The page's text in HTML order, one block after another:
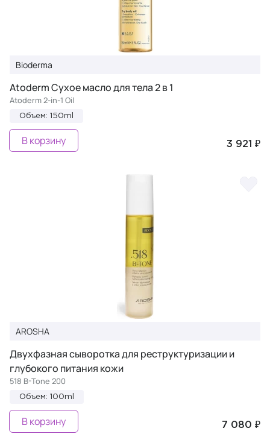
Bioderma
Atoderm Сухое масло для тела 2 в 1
Atoderm 2-in-1 Oil
Объем: 150ml
3 921 ₽
В корзину
AROSHA
Двухфазная сыворотка для реструктуризации и
глубокого питания кожи
518 B-Tone 200
Объем: 100ml
7 080 ₽
В корзину